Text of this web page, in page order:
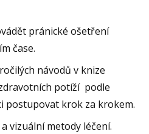
pránické ošetření
čase.
návodů v knize
potíží podle
postupovat krok za krokem.
vizuální metody léčení.